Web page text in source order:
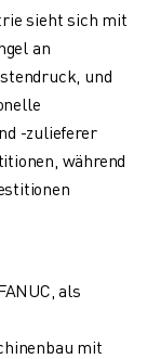
sieht sich mit
an
und
-zulieferer
während
als
mit